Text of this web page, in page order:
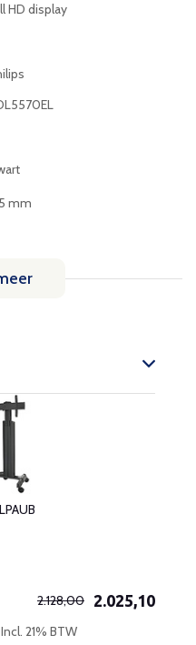
HD display
mm
2.128,00 2.025,10
Incl. 21% BTW